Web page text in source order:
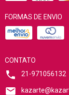
FORMAS DE ENVIO
CONTATO
21-971056132